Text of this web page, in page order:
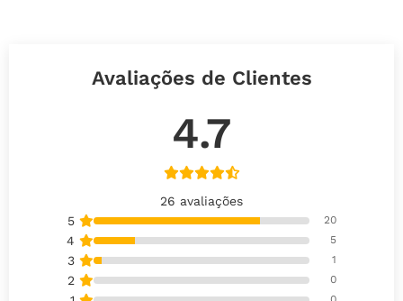
Avaliações de Clientes
4.7
26 avaliações
5
20
4 5
3 1
2 0